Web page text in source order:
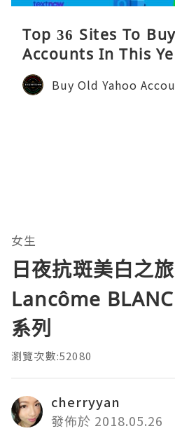
Top 36 Sites To
Accounts In This
Buy Old Yahoo
女生
日夜抗斑美白之
Lancôme BLANC
系列
瀏覽次數:52080
cherryyan
發佈於 2018.05.26